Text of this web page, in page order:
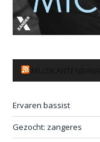
Ervaren bassist
Gezocht: zangeres